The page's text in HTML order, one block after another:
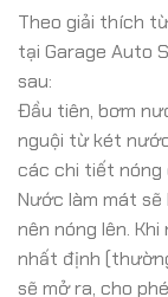
Theo giải thích
tại Garage Auto
sau:
Đầu tiên, bơm
nguội từ két
các chi tiết nóng
Nước làm mát
nên nóng lên.
nhất định
sẽ mở ra, cho